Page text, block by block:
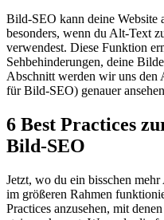
Bild-SEO kann deine Website
besonders, wenn du Alt-Text
verwendest. Diese Funktion
Sehbehinderungen, deine
Abschnitt werden wir uns den
für Bild-SEO) genauer
6 Best Practices
Bild-SEO
Jetzt, wo du ein bisschen
im größeren Rahmen
Practices anzusehen, mit